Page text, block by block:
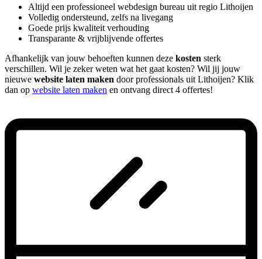
Altijd een professioneel webdesign bureau uit regio Lithoijen
Volledig ondersteund, zelfs na livegang
Goede prijs kwaliteit verhouding
Transparante & vrijblijvende offertes
Afhankelijk van jouw behoeften kunnen deze kosten sterk
verschillen. Wil je zeker weten wat het gaat kosten? Wil jij jouw
nieuwe website laten maken door professionals uit Lithoijen? Klik
dan op website laten maken en ontvang direct 4 offertes!